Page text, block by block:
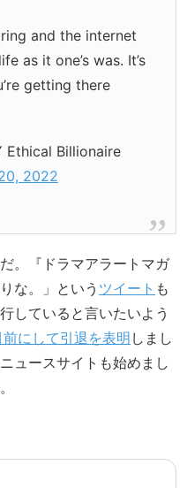
and the internet
as it one’s was. It’s
getting there
Billionaire
2022
。『ドラマアラートマガ
な。」という ツイート も
していると言いたいよう
にして引退を表明 しまし
ュースサイトも始めまし